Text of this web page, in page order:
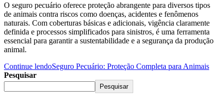
O seguro pecuário oferece proteção abrangente para diversos tipos
de animais contra riscos como doenças, acidentes e fenômenos
naturais. Com coberturas básicas e adicionais, vigência claramente
definida e processos simplificados para sinistros, é uma ferramenta
essencial para garantir a sustentabilidade e a segurança da produção
animal.
Continue lendoSeguro Pecuário: Proteção Completa para Animais
Pesquisar
Pesquisar